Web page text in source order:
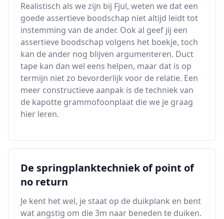
Realistisch als we zijn bij Fjul, weten we dat een
goede assertieve boodschap niet altijd leidt tot
instemming van de ander. Ook al geef jij een
assertieve boodschap volgens het boekje, toch
kan de ander nog blijven argumenteren. Duct
tape kan dan wel eens helpen, maar dat is op
termijn niet zo bevorderlijk voor de relatie. Een
meer constructieve aanpak is de techniek van
de kapotte grammofoonplaat die we je graag
hier leren.
De springplanktechniek of point of
no return
Je kent het wel, je staat op de duikplank en bent
wat angstig om die 3m naar beneden te duiken.